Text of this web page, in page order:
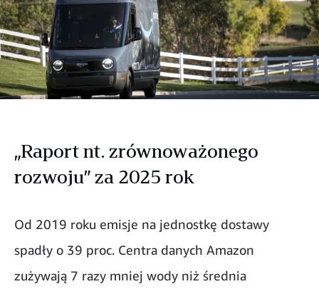
„Raport nt. zrównoważonego
rozwoju” za 2025 rok
Od 2019 roku emisje na jednostkę dostawy
spadły o 39 proc. Centra danych Amazon
zużywają 7 razy mniej wody niż średnia